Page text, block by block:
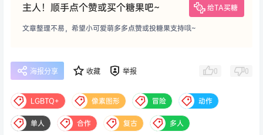
主人！顺手点个赞或买个糖果吧~ 给TA买糖
文章整理不易，希望小可爱萌多多点赞或投糖果支持哦~
海报分享 收藏 举报 0 0
LGBTQ+ 像素图形 冒险 动作
单人 合作 复古 多人